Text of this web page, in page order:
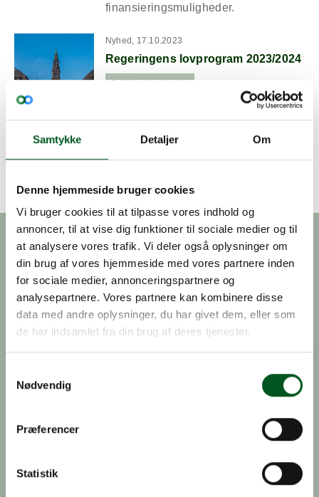
Samtykke Detaljer Om
Denne hjemmeside bruger cookies
Vi bruger cookies til at tilpasse vores indhold og
annoncer, til at vise dig funktioner til sociale medier og til
at analysere vores trafik. Vi deler også oplysninger om
din brug af vores hjemmeside med vores partnere inden
for sociale medier, annonceringspartnere og
analysepartnere. Vores partnere kan kombinere disse
data med andre oplysninger, du har givet dem, eller som
de har indsamlet fra din brug af deres tjenester.
Nødvendig
Præferencer
Statistik
finansieringsmuligheder.
Read more about Regeringens lovprogram 2023/2024
Nyhed, 17.10.2023
Regeringens lovprogram 2023/2024
Politik Lovgivning
Regeringens lovprogram giver
Folketinget et overblik over de
lovforslag, beslutningsforslag og
Du vil måske også synes om
Medlemsnyt
Læs de seneste nyheder for medlemmer af Dansk
Læs mere om Medlemsnyt